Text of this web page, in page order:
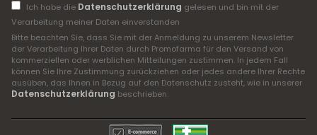
Ich habe die Datenschutzerklärung gelesen und bin mit der
Verarbeitung meiner Daten einverstanden
Bitte beachten Sie, dass Sie mit der Anmeldung zu unserem Newsletter
der Verarbeitung Ihrer Daten durch Promofarma für den Versand von
kommerziellen oder werblichen Mitteilungen zustimmen. In jedem Fall
können Sie Ihre Zustimmung zurückziehen oder jedes andere Ihrer Rechte
ausüben, das Ihnen in Bezug auf den Datenschutz zusteht, wie in unserer
Datenschutzerklärung beschrieben.